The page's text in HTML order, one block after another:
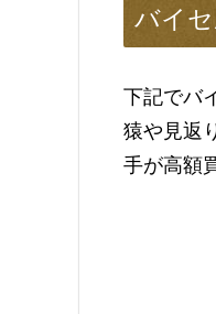
バイ
下記でバ
猿や見返
手が高額